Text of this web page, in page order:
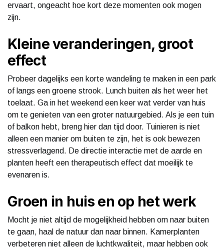
ervaart, ongeacht hoe kort deze momenten ook mogen
zijn.
Kleine veranderingen, groot
effect
Probeer dagelijks een korte wandeling te maken in een park
of langs een groene strook. Lunch buiten als het weer het
toelaat. Ga in het weekend een keer wat verder van huis
om te genieten van een groter natuurgebied. Als je een tuin
of balkon hebt, breng hier dan tijd door. Tuinieren is niet
alleen een manier om buiten te zijn, het is ook bewezen
stressverlagend. De directie interactie met de aarde en
planten heeft een therapeutisch effect dat moeilijk te
evenaren is.
Groen in huis en op het werk
Mocht je niet altijd de mogelijkheid hebben om naar buiten
te gaan, haal de natuur dan naar binnen. Kamerplanten
verbeteren niet alleen de luchtkwaliteit, maar hebben ook